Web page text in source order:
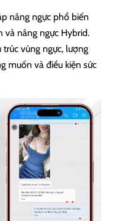
nâng ngực phổ biến
và nâng ngực Hybrid.
vùng ngực, lượng
muốn và điều kiện sức